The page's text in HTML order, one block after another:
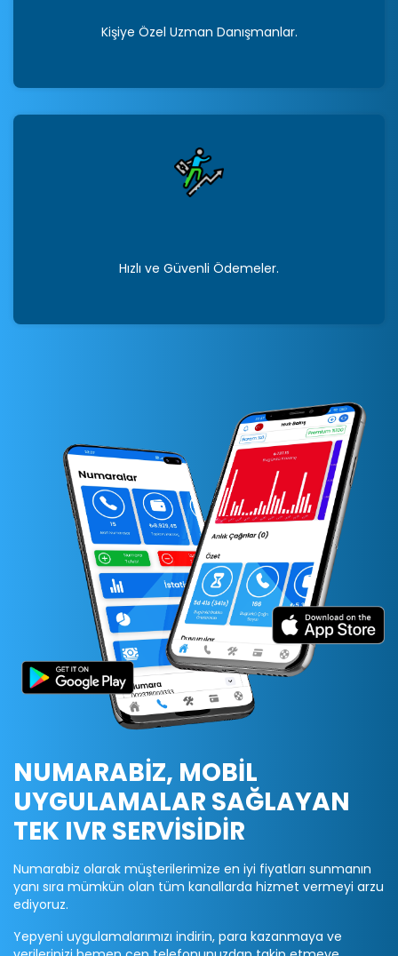
Kişiye Özel Uzman Danışmanlar.
Hızlı ve Güvenli Ödemeler.
NUMARABİZ, MOBİL
UYGULAMALAR SAĞLAYAN
TEK IVR SERVİSİDİR
Numarabiz olarak müşterilerimize en iyi fiyatları sunmanın
yanı sıra mümkün olan tüm kanallarda hizmet vermeyi arzu
ediyoruz.
Yepyeni uygulamalarımızı indirin, para kazanmaya ve